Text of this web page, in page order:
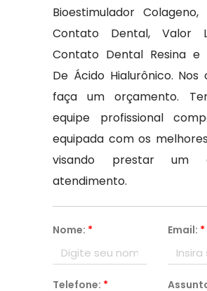
Bioestimulador
Contato Dental, Valor
Contato Dental Resina e
De Ácido Hialurônico.
faça um orçamento.
equipe profissional
equipada com os
visando prestar um
atendimento.
Nome: * Email: *
Telefone: *